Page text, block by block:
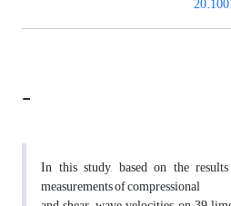
-
In this study, based on the
measurements of compressional